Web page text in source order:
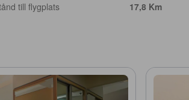
till flygplats 17,8 Km